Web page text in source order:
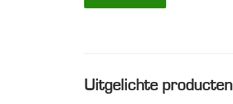
Uitgelichte producten